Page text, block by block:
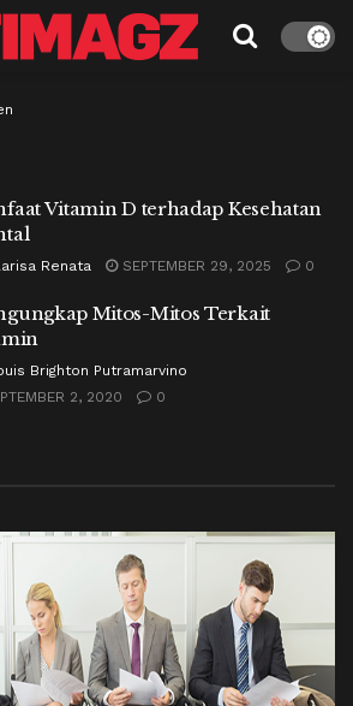
Vitamin D terhadap Kesehatan
Renata SEPTEMBER 29, 2025 0
Mitos-Mitos Terkait
Brighton Putramarvino
2, 2020
0